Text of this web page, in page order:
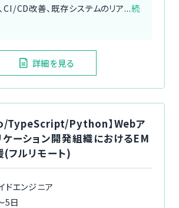
CI/CD改善、既存システムのリア...続
詳細を見る
TypeScript/Python】Webア
ケーション開発組織におけるEM
(フルリモート)
ドエンジニア
5日